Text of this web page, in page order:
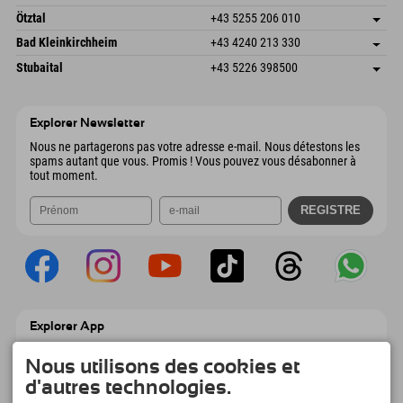
Autriche
Réservation
Freizeitpark 10
Autriche
Enregistrer l'adresse
Réservation
Ötztal +43 5255 206 010
Gscheat 14
Autriche
Enregistrer l'adresse
Réservation
Bad Kleinkirchheim +43 4240 213 330
Dorfstraße 24
Enregistrer l'adresse
Stubaital +43 5226 398500
Explorer Newsletter
Nous ne partagerons pas votre adresse e-mail. Nous détestons les
spams autant que vous. Promis ! Vous pouvez vous désabonner à
tout moment.
Explorer App
Explorer à emporter avec aperçu de vos
réservations, liste de choses à faire, aperçu
des restaurants et bien plus encore.
Nous utilisons des cookies et
d'autres technologies.